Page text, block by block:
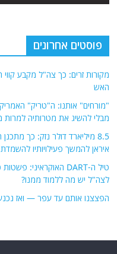
פוסטים אחרונים
מקורות זרים: כך צה"ל מקבע
האש
"מורחים" אותנו: ה"טריק"
מבלי להשיג את מטרותיה
8.5 מיליארד דולר נזק: כך
איראן להמשך פעילויותיו
לצה"ל יש מה ללמוד ממנו?
הפצצנו אותם עד עפר — ואז